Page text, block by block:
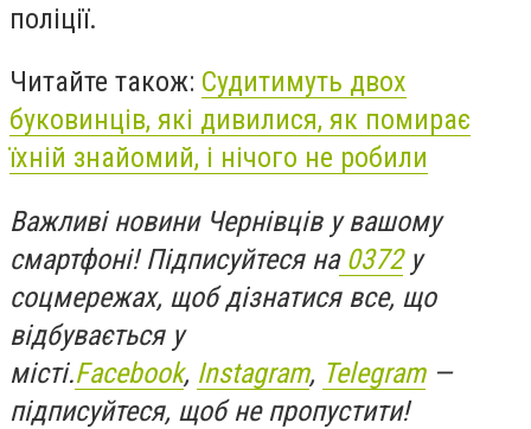
поліції.
Читайте також: Судитимуть двох
буковинців, які дивилися, як помирає
їхній знайомий, і нічого не робили
Важливі новини Чернівців у вашому
смартфоні! Підписуйтеся на0372у
соцмережах, щоб дізнатися все, що
відбувається у
місті.Facebook, Instagram, Telegram—
підписуйтеся, щоб не пропустити!